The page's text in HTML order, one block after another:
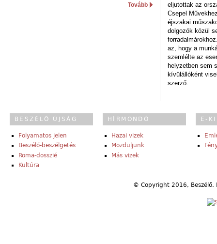
Tovább
eljutottak az
Csepel
éjszakai
dolgozók közül
az, hogy a
szemlélte az
helyzetben sem
kívülállóként
szerző.
BESZÉLŐ ÚJSÁG
Folyamatos jelen
Beszélő-beszélgetés
Roma-dosszié
Kultúra
HÍRMONDÓ
Hazai vizek
Mozduljunk
Más vizek
E-
© Copyright 2016,